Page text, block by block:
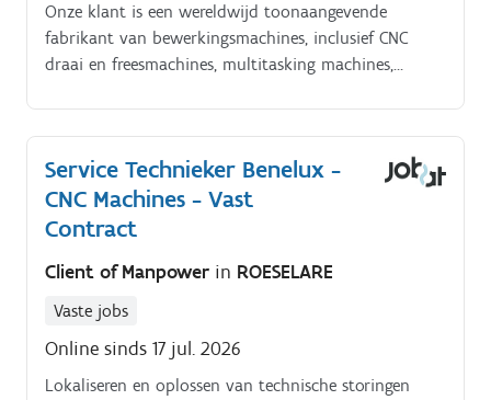
Onze klant is een wereldwijd toonaangevende
fabrikant van bewerkingsmachines, inclusief CNC
draai en freesmachines, multitasking machines,
productiesystemen. Het bedrijf werd opgericht in 1919
in Japan en heeft nu productielocaties en
technologiecentra in Japan, de Verenigde Staten, het
Verenigd Koninkrijk, Duitsland, Singapore, China en
andere landen over de hele wereld.
Service Technieker Benelux -
CNC Machines - Vast
Contract
Client of Manpower in ROESELARE
Vaste jobs
Online sinds 17 jul. 2026
Lokaliseren en oplossen van technische storingen